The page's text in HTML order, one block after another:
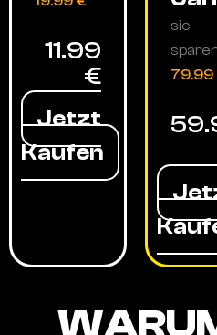
11.99
€
Jetzt
Kaufen
sie
79.99